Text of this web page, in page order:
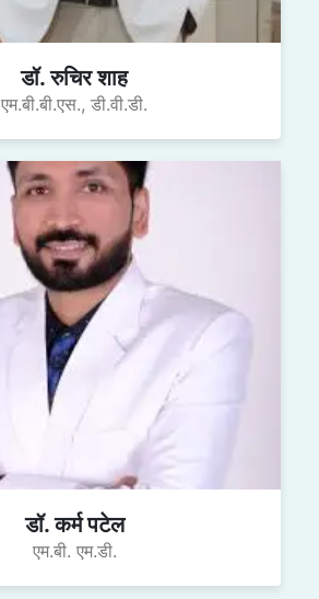
डॉ. रुचिर शाह
एम.बी.बी.एस., डी.वी.डी.
डॉ. कर्म पटेल
एम.बी. एम.डी.